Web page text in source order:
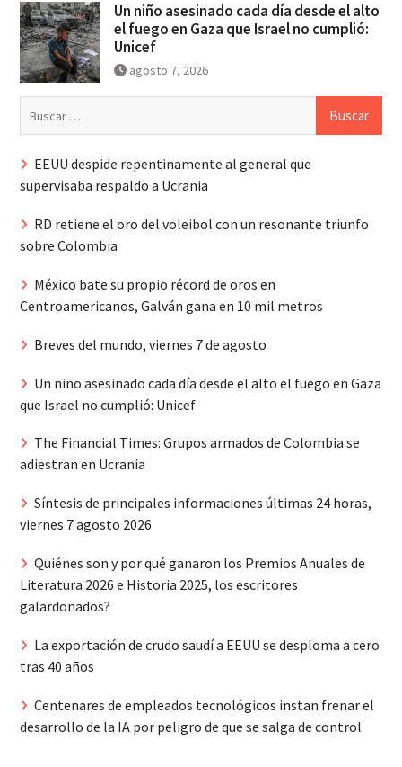
Un niño asesinado cada día desde el alto
el fuego en Gaza que Israel no cumplió:
Unicef
agosto 7, 2026
EEUU despide repentinamente al general que
supervisaba respaldo a Ucrania
RD retiene el oro del voleibol con un resonante triunfo
sobre Colombia
México bate su propio récord de oros en
Centroamericanos, Galván gana en 10 mil metros
Breves del mundo, viernes 7 de agosto
Un niño asesinado cada día desde el alto el fuego en Gaza
que Israel no cumplió: Unicef
The Financial Times: Grupos armados de Colombia se
adiestran en Ucrania
Síntesis de principales informaciones últimas 24 horas,
viernes 7 agosto 2026
Quiénes son y por qué ganaron los Premios Anuales de
Literatura 2026 e Historia 2025, los escritores
galardonados?
La exportación de crudo saudí a EEUU se desploma a cero
tras 40 años
Centenares de empleados tecnológicos instan frenar el
desarrollo de la IA por peligro de que se salga de control